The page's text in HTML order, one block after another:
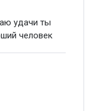
удачи ты
человек